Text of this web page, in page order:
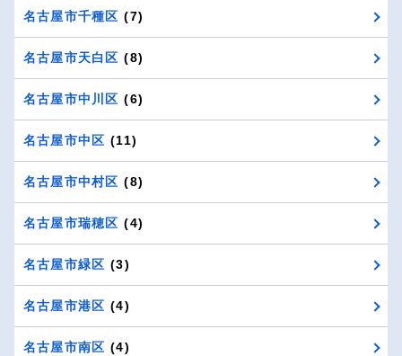
名古屋市千種区 (7)
名古屋市天白区 (8)
名古屋市中川区 (6)
名古屋市中区 (11)
名古屋市中村区 (8)
名古屋市瑞穂区 (4)
名古屋市緑区 (3)
名古屋市港区 (4)
名古屋市南区 (4)